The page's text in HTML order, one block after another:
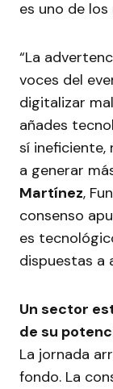
es uno de
“La
voces del
digitalizar
añades
sí ineficiente,
a generar
Martínez,
consenso
es
dispuestas a
Un sector
de su
La jornada
fondo. La